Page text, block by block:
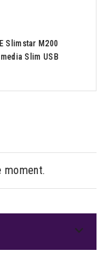
Slimstar M200
Slim USB
moment.
